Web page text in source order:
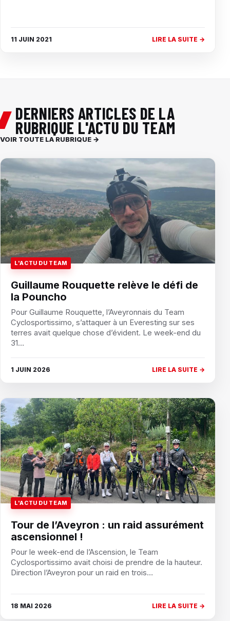
11 JUIN 2021 LIRE LA SUITE →
DERNIERS ARTICLES DE LA
RUBRIQUE L'ACTU DU TEAM
VOIR TOUTE LA RUBRIQUE →
L'ACTU DU TEAM
Guillaume Rouquette relève le défi de
la Pouncho
Pour Guillaume Rouquette, l’Aveyronnais du Team
Cyclosportissimo, s’attaquer à un Everesting sur ses
terres avait quelque chose d’évident. Le week-end du
31…
1 JUIN 2026 LIRE LA SUITE →
L'ACTU DU TEAM
Tour de l’Aveyron : un raid assurément
ascensionnel !
Pour le week-end de l’Ascension, le Team
Cyclosportissimo avait choisi de prendre de la hauteur.
Direction l’Aveyron pour un raid en trois…
18 MAI 2026 LIRE LA SUITE →